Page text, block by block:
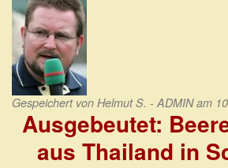
Gespeichert von Helmut S. - ADMINam
Ausgebeutet:
aus Thailand in